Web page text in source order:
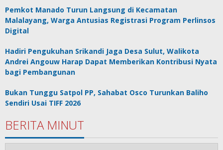
Pemkot Manado Turun Langsung di Kecamatan
Malalayang, Warga Antusias Registrasi Program Perlinsos
Digital
Hadiri Pengukuhan Srikandi Jaga Desa Sulut, Walikota
Andrei Angouw Harap Dapat Memberikan Kontribusi Nyata
bagi Pembangunan
Bukan Tunggu Satpol PP, Sahabat Osco Turunkan Baliho
Sendiri Usai TIFF 2026
BERITA MINUT